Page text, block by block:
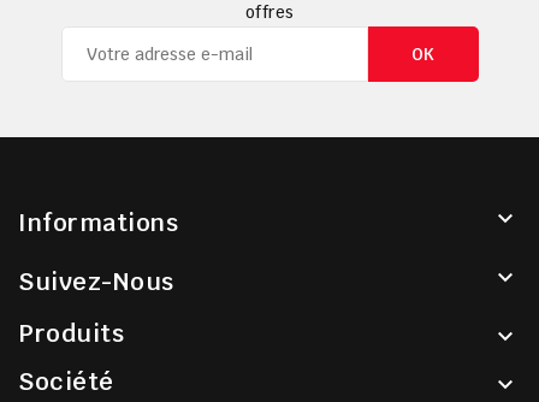
offres
Informations 
Suivez-Nous 
Produits 
Société 